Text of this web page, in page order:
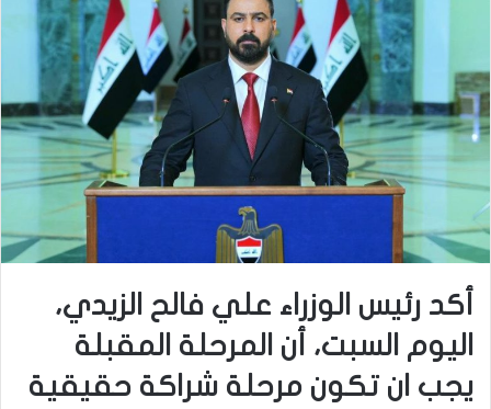
أكد رئيس الوزراء علي فالح الزيدي،
اليوم السبت، أن المرحلة المقبلة
يجب ان تكون مرحلة شراكة حقيقية